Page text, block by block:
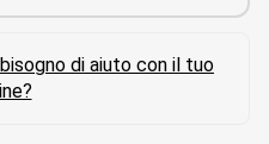
bisogno di aiuto con il tuo